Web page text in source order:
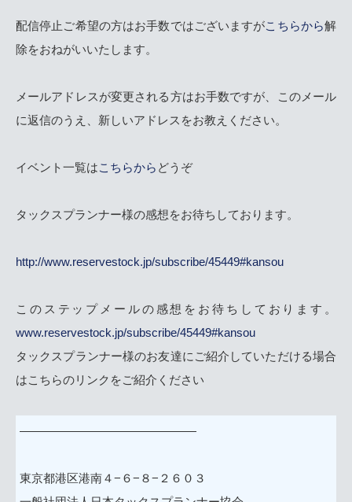
配信停止ご希望の方はお手数ではございますがこちらから解
除をおねがいいたします。
メールアドレスが変更される方はお手数ですが、このメール
に返信のうえ、新しいアドレスをお教えください。
イベント一覧はこちらから どうぞ
タックスプランナー様の感想をお待ちしております。
http://www.reservestock.jp/subscribe/45449#kansou
このステップメールの感想をお待ちしております。
www.reservestock.jp/subscribe/45449#kansou
タックスプランナー様のお友達にご紹介していただける場合
はこちらのリンクをご紹介ください
———————————————
東京都港区港南４−６−８−２６０３